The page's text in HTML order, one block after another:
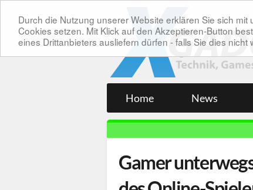
Durch die Nutzung unserer Website erklären Sie sich
Cookies setzen. Mit Klick auf den Akzeptieren-Button
eines Drittanbieters ausliefern dürfen - falls Sie dies
Home News
Gamer